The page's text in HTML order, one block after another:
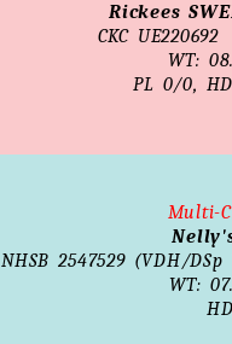
Rickees
CKC UE220692
WT:
PL 0/0,
Multi-
NHSB 2547529 (VDH/DSp
WT: